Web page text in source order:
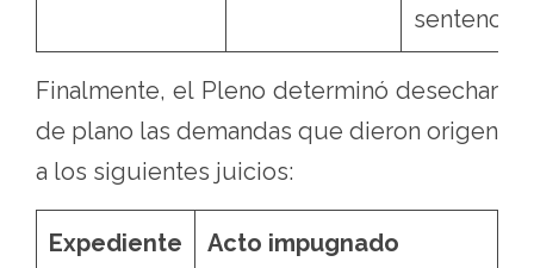
sentencia.
Finalmente, el Pleno determinó desechar
de plano las demandas que dieron origen
a los siguientes juicios:
Expediente Acto impugnado